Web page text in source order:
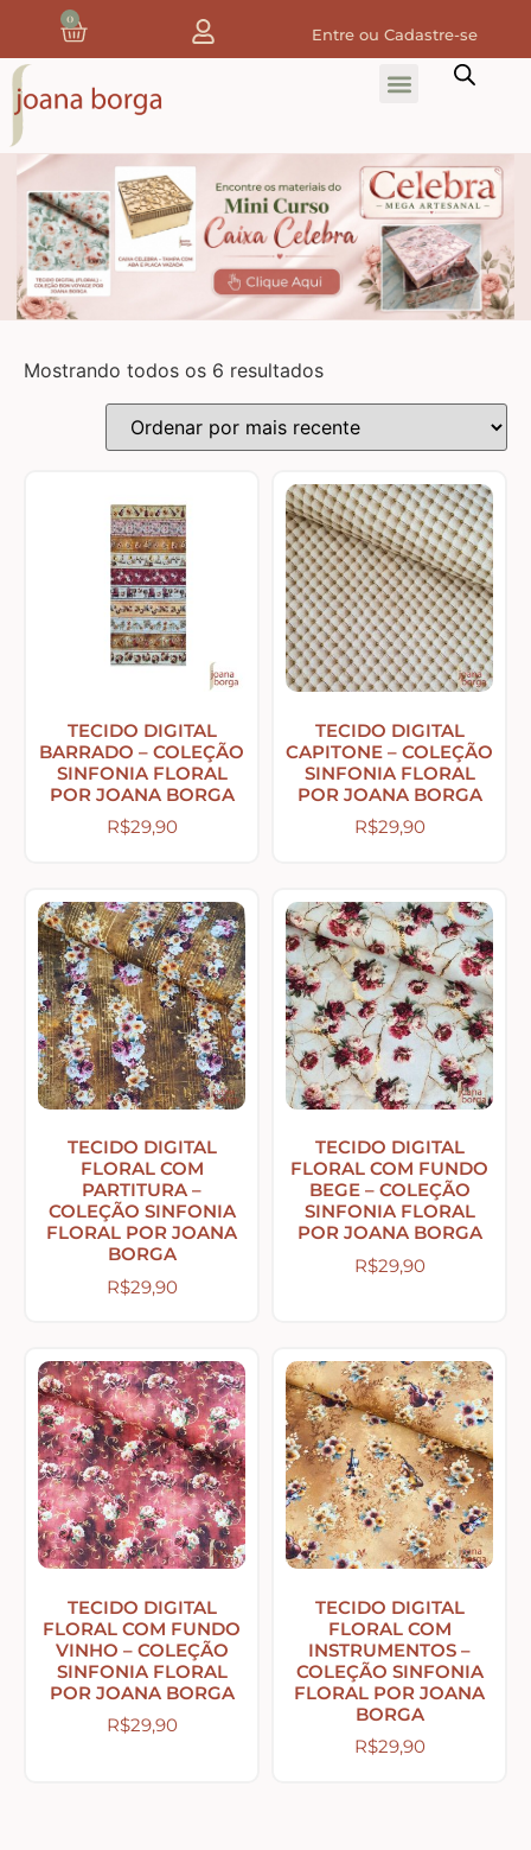
0
Entre ou Cadastre-se
Home
Tecidos
Tecidos de Natal
Tecidos Digitais e 3D
Tecidos com Desenhos de Painéis
Listrados e Xadrez
Tecidos Estampados e Florais
Tecidos Estampas de Cozinha
MDF – CAIXAS E APLIQUES
Natal
Abelhas – Mel
Abóboras
Arabescos e Cantoneiras
Casinhas – Cercas – Portões – Luminárias –
Janelas
Costura e Ateliê
Country Primitivo
Cozinha – Chá – Café
Mostrando todos os 6 resultados
TECIDO DIGITAL
BARRADO – COLEÇÃO
SINFONIA FLORAL
POR JOANA BORGA
R$29,90
TECIDO DIGITAL
CAPITONE – COLEÇÃO
SINFONIA FLORAL
POR JOANA BORGA
R$29,90
TECIDO DIGITAL
FLORAL COM
PARTITURA –
COLEÇÃO SINFONIA
FLORAL POR JOANA
BORGA
R$29,90
TECIDO DIGITAL
FLORAL COM FUNDO
BEGE – COLEÇÃO
SINFONIA FLORAL
POR JOANA BORGA
R$29,90
TECIDO DIGITAL
FLORAL COM FUNDO
VINHO – COLEÇÃO
SINFONIA FLORAL
POR JOANA BORGA
R$29,90
TECIDO DIGITAL
FLORAL COM
INSTRUMENTOS –
COLEÇÃO SINFONIA
FLORAL POR JOANA
BORGA
R$29,90